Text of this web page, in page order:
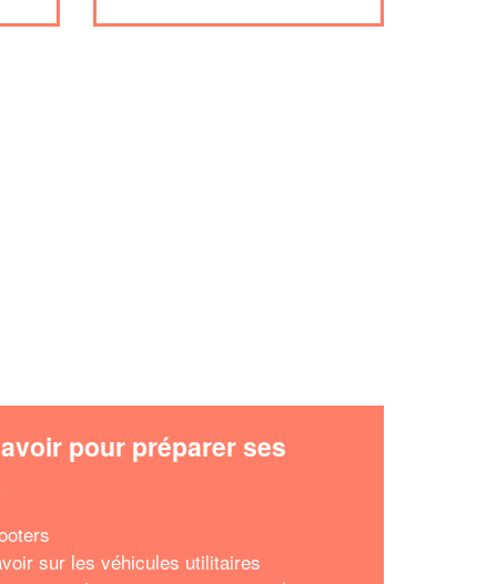
pour préparer ses
sur les véhicules utilitaires